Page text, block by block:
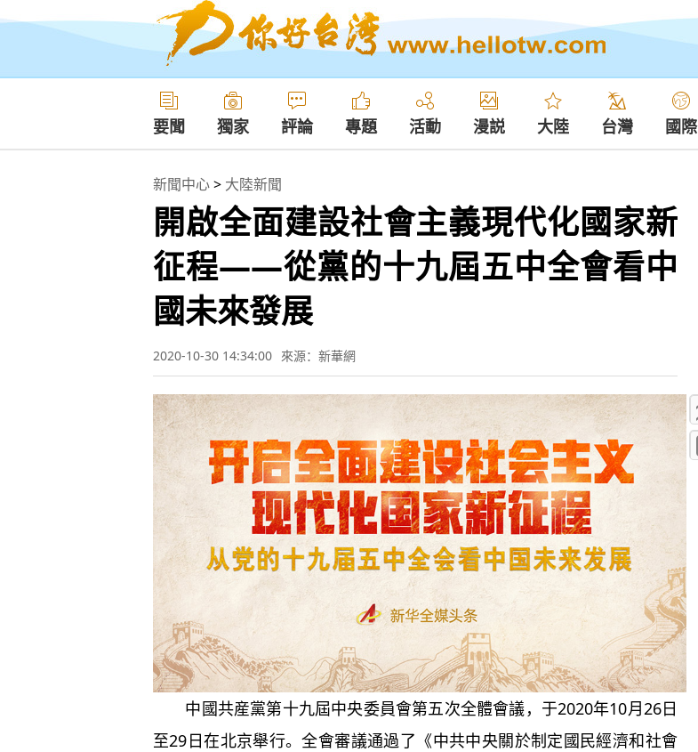
要聞 獨家 評論 專題 活動 漫説 大陸 台灣 國際
新聞中心> 大陸新聞
開啟全面建設社會主義現代化國家新
征程——從黨的十九屆五中全會看中
國未來發展
2020-10-30 14:34:00 來源：新華網
中國共産黨第十九屆中央委員會第五次全體會議，于2020年10月26日
至29日在北京舉行。全會審議通過了《中共中央關於制定國民經濟和社會